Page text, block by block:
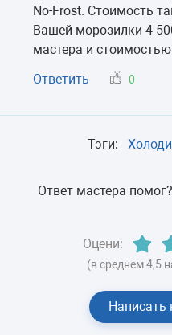
No-Frost. Стоимость
Вашей морозилки 4
мастера и
Ответить
0
Тэги:
Ответ мастера помог?
Оцени:
(в среднем 4,5
Написать